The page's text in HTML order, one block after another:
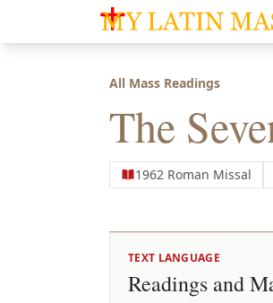
My Latin Mass -
All Mass Readings
The
1962 Roman Missal
TEXT LANGUAGE
Readings and